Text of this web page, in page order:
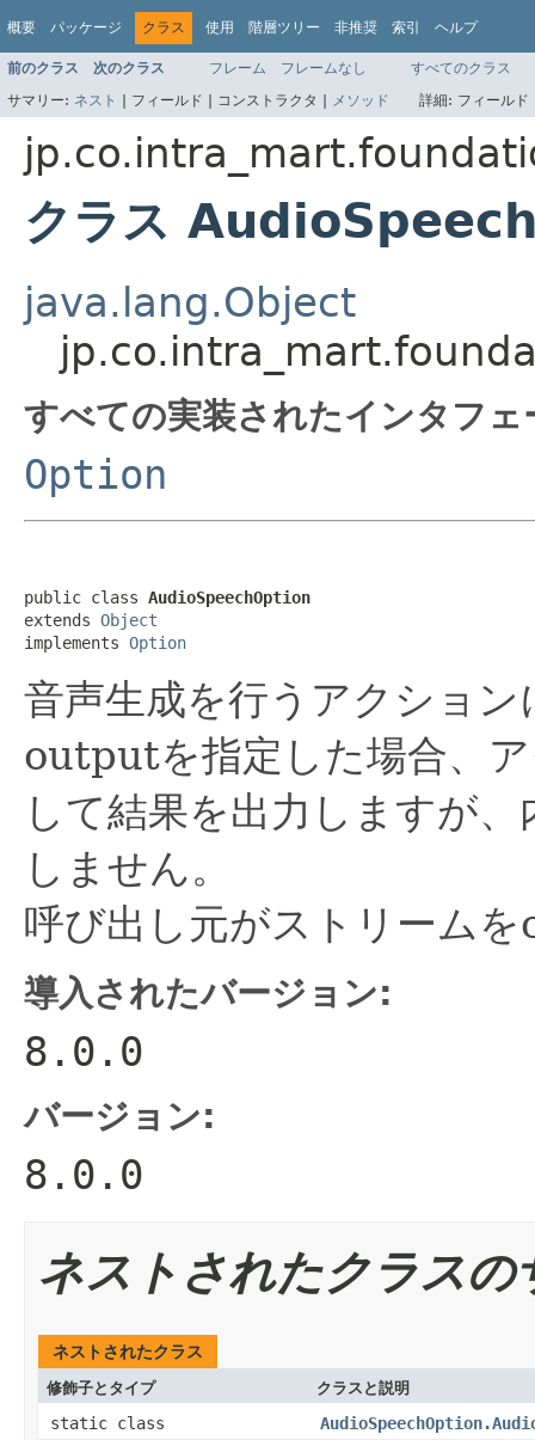
概要 パッケージ クラス 使用 階層ツリー 非推奨 索引 ヘルプ
前のクラス 次のクラス フレーム フレームなし
すべてのクラス
サマリー: ネスト | フィールド | コンストラクタ | メソッド 詳細: フィール
クラス
java.lang.Object
すべての実装されたインタフ
Option
public class AudioSpeechOption
extends Object
implements Option
音声生成を行うアクショ
outputを指定した場合、
して結果を出力しますが
しません。
呼び出し元がストリーム
導入されたバージョン:
8.0.0
バージョン:
8.0.0
ネストされたクラスの
ネストされたクラス
修飾子とタイプ クラスと説明
static class